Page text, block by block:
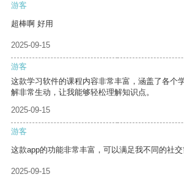
游客
超棒啊 好用
2025-09-15
游客
这款学习软件的课程内容非常丰富，涵盖了各个
解非常生动，让我能够轻松理解知识点。
2025-09-15
游客
这款app的功能非常丰富，可以满足我不同的社交
2025-09-15